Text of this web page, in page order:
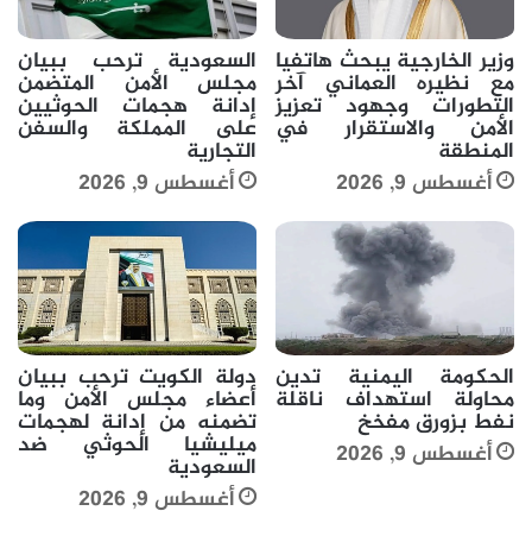
وزير الخارجية يبحث هاتفيا
مع نظيره العماني آخر
التطورات وجهود تعزيز
الأمن والاستقرار في
المنطقة
أغسطس 9, 2026
السعودية ترحب ببيان
مجلس الأمن المتضمن
إدانة هجمات الحوثيين
على المملكة والسفن
التجارية
أغسطس 9, 2026
الحكومة اليمنية تدين
محاولة استهداف ناقلة
نفط بزورق مفخخ
أغسطس 9, 2026
دولة الكويت ترحب ببيان
أعضاء مجلس الأمن وما
تضمنه من إدانة لهجمات
ميليشيا الحوثي ضد
السعودية
أغسطس 9, 2026